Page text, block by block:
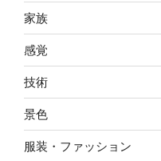
家族
感覚
技術
景色
服装・ファッション